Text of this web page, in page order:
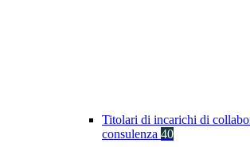
Titolari di incarichi di
consulenza 40